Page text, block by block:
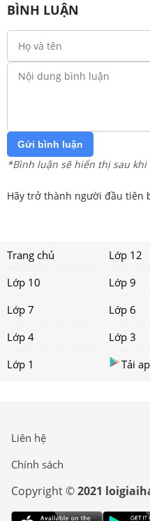
BÌNH LUẬN
Gửi bình luận
*Bình luận sẽ hiển thị sau khi
Hãy trở thành người đầu tiên
Trang chủ Lớp 12
Lớp 10
Lớp 9
Lớp 7
Lớp 6
Lớp 4
Lớp 3
Lớp 1
Tải
Liên hệ
Chính sách
Copyright ©2021